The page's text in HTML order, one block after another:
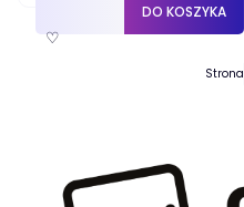
♡
DO KOSZYKA
Strona